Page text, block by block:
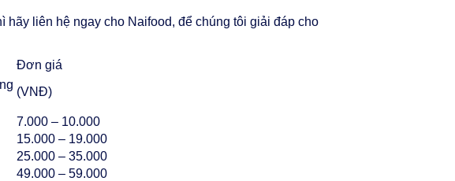
liên hệ ngay cho Naifood, để chúng tôi giải đáp cho
Đơn giá
(VNĐ)
7.000 – 10.000
15.000 – 19.000
25.000 – 35.000
49.000 – 59.000